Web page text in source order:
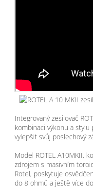
Integrovaný zesilovač
kombinaci výkonu a
vylepšit svůj poslechový
Model ROTEL A10MKII,
zdrojem s masivním
Rotel, poskytuje
do 8 ohmů a ještě více